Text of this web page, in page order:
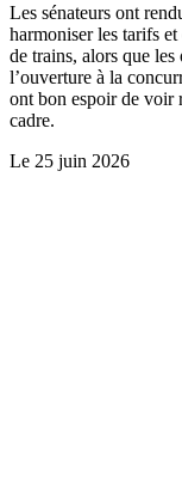
Les sénateurs ont
harmoniser les tarifs
de trains, alors que
l’ouverture à la
ont bon espoir de voir
cadre.
Le 25 juin 2026